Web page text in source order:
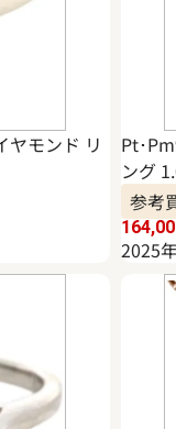
ヤモンド リ
Pt･
ング
参考
2025